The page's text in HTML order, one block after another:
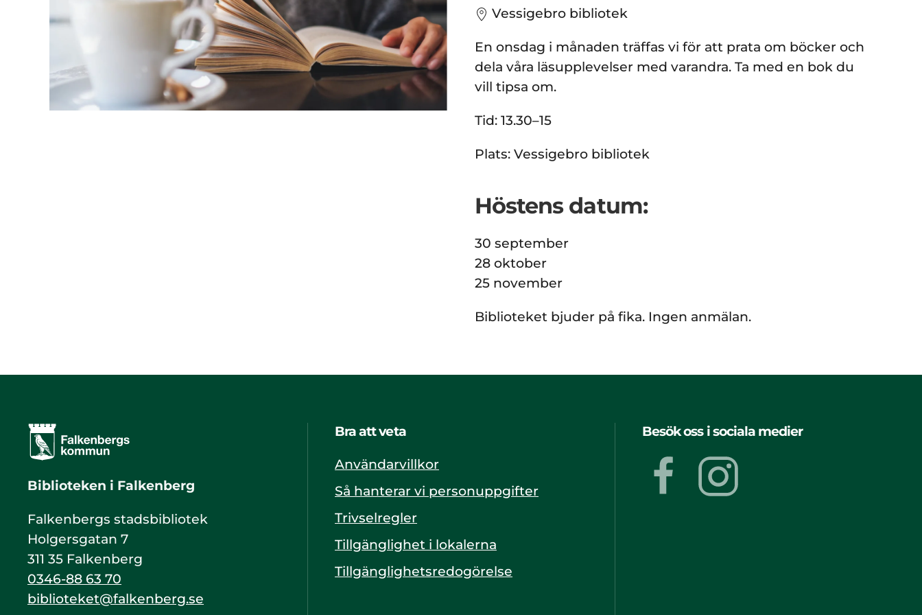
Vessigebro bibliotek
En onsdag i månaden träffas vi för att prata om böcker och
dela våra läsupplevelser med varandra. Ta med en bok du
vill tipsa om.
Tid: 13.30–15
Plats: Vessigebro bibliotek
Höstens datum:
30 september
28 oktober
25 november
Biblioteket bjuder på fika. Ingen anmälan.
Biblioteken i Falkenberg
Falkenbergs stadsbibliotek
Holgersgatan 7
311 35 Falkenberg
0346-88 63 70
biblioteket@falkenberg.se
Bra att veta
Användarvillkor
Så hanterar vi personuppgifter
Trivselregler
Tillgänglighet i lokalerna
Tillgänglighetsredogörelse
Besök oss i sociala medier